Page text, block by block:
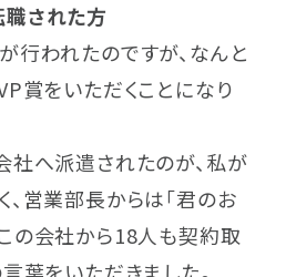
された方
行われたのですが、なんと
賞をいただくことになり
社へ派遣されたのが、私が
、営業部長からは「君のお
の会社から18人も契約取